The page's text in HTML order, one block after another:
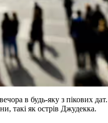
в будь-яку з пікових
такі як острів Джудекка.